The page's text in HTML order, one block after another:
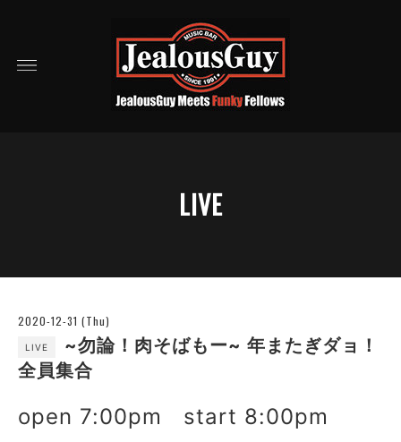
LIVE
2020-12-31 (Thu)
LIVE
~勿論！肉そばもー~ 年またぎダョ！
全員集合
open 7:00pm start 8:00pm